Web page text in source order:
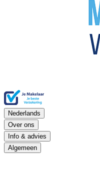
Nederlands
Over ons
Info & advies
Algemeen